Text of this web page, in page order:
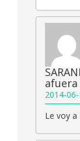
2014-
Le voy a